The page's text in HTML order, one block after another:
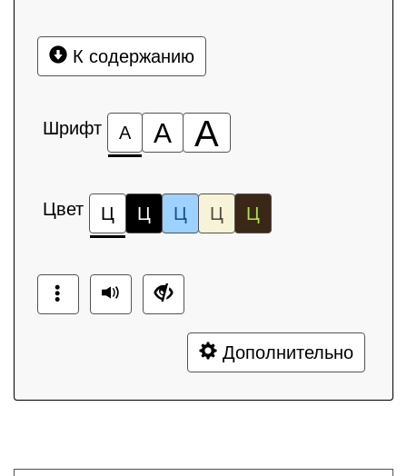
К содержанию
Шрифт А А А
Цвет Ц Ц Ц Ц Ц
Дополнительно